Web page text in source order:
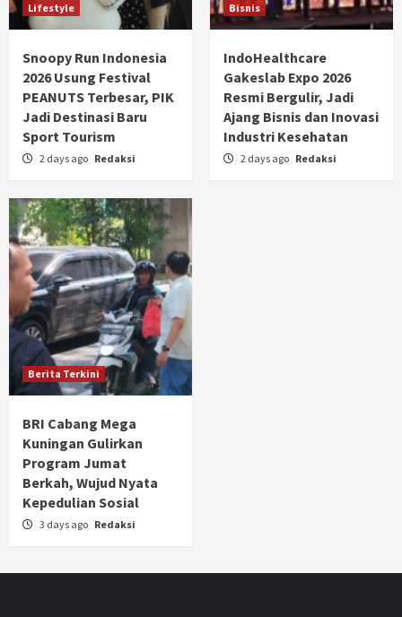
Lifestyle
Snoopy Run Indonesia
2026 Usung Festival
PEANUTS Terbesar, PIK
Jadi Destinasi Baru
Sport Tourism
2 days ago Redaksi
Bisnis
IndoHealthcare
Gakeslab Expo 2026
Resmi Bergulir, Jadi
Ajang Bisnis dan Inovasi
Industri Kesehatan
2 days ago Redaksi
Berita Terkini
BRI Cabang Mega
Kuningan Gulirkan
Program Jumat
Berkah, Wujud Nyata
Kepedulian Sosial
3 days ago Redaksi